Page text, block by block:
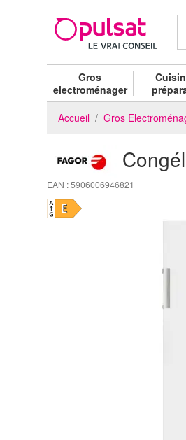
Gros
electroménager
Accueil Gros
EAN : 5906006946821